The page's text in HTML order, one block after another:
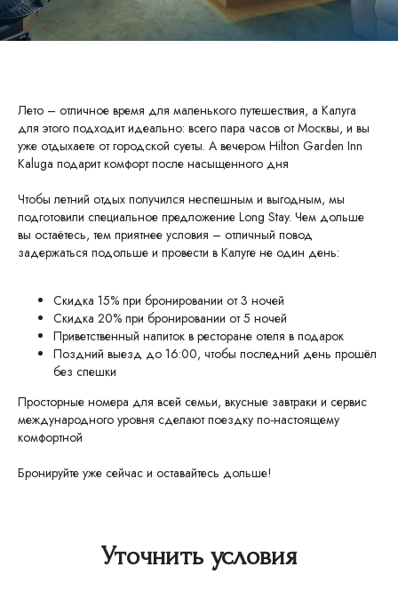
Лето – отличное время для маленького путешествия, а Калуга
для этого подходит идеально: всего пара часов от Москвы, и вы
уже отдыхаете от городской суеты. А вечером Hilton Garden Inn
Kaluga подарит комфорт после насыщенного дня
Чтобы летний отдых получился неспешным и выгодным, мы
подготовили специальное предложение Long Stay. Чем дольше
вы остаётесь, тем приятнее условия – отличный повод
задержаться подольше и провести в Калуге не один день:
Скидка 15% при бронировании от 3 ночей
Скидка 20% при бронировании от 5 ночей
Приветственный напиток в ресторане отеля в подарок
Поздний выезд до 16:00, чтобы последний день прошёл
без спешки
Просторные номера для всей семьи, вкусные завтраки и сервис
международного уровня сделают поездку по-настоящему
комфортной
Бронируйте уже сейчас и оставайтесь дольше!
Уточнить условия
Калуга, ул. Салтыкова-Щедрина, 74,